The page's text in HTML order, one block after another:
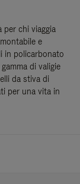
per chi viaggia
e
in policarbonato
di valigie
da stiva di
per una vita in